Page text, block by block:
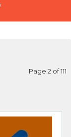
Page 2 of 111